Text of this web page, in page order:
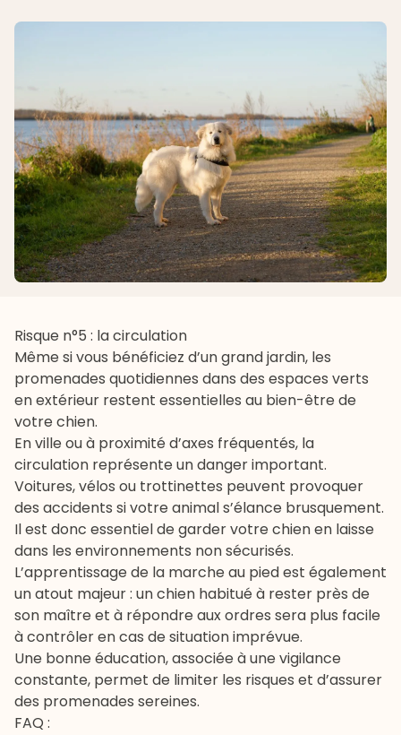
Risque n°5 : la circulation
Même si vous bénéficiez d’un grand jardin, les
promenades quotidiennes dans des espaces verts
en extérieur restent essentielles au bien-être de
votre chien.
En ville ou à proximité d’axes fréquentés, la
circulation représente un danger important.
Voitures, vélos ou trottinettes peuvent provoquer
des accidents si votre animal s’élance brusquement.
Il est donc essentiel de garder votre chien en laisse
dans les environnements non sécurisés.
L’apprentissage de la marche au pied est également
un atout majeur : un chien habitué à rester près de
son maître et à répondre aux ordres sera plus facile
à contrôler en cas de situation imprévue.
Une bonne éducation, associée à une vigilance
constante, permet de limiter les risques et d’assurer
des promenades sereines.
FAQ :